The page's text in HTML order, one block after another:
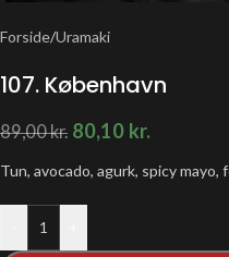
Forside/Uramaki
107. København
89,00kr. 80,10 kr.
Tun, avocado, agurk, spicy mayo,